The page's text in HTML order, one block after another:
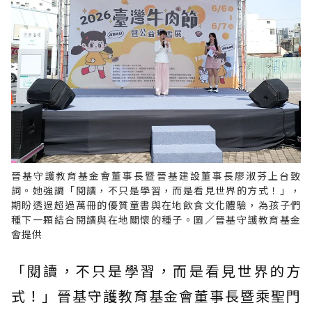
晉基守護教育基金會董事長暨晉基建設董事長廖淑芬上台致
詞。她強調「閱讀，不只是學習，而是看見世界的方式！」，
期盼透過超過萬冊的優質童書與在地飲食文化體驗，為孩子們
種下一顆結合閱讀與在地關懷的種子。圖／晉基守護教育基金
會提供
「閱讀，不只是學習，而是看見世界的方
式！」晉基守護教育基金會董事長暨乘聖門